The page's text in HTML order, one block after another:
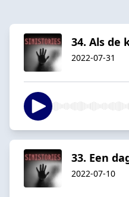
34. Als de
2022-07-31
33. Een
2022-07-10